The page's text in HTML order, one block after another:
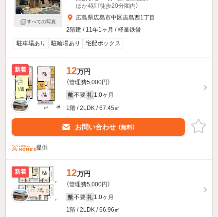
すべての写真
ほか4駅（徒歩20分圏内）
広島県広島市中区吉島西1丁目
2階建 / 11年1ヶ月 / 軽量鉄骨
駐車場あり
駐輪場あり 宅配ボックス
新着 12万円
（管理費5,000円）
敷 不要 礼 1.0ヶ月
1階 / 2LDK / 67.45㎡
お問い合わせ （無料）
提供
新着 12万円
（管理費5,000円）
敷 不要 礼 1.0ヶ月
1階 / 2LDK / 66.96㎡